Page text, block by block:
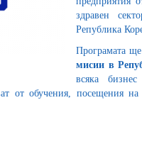
здравен
Република
Програмата
мисии в
всяка
от обучения, посещения